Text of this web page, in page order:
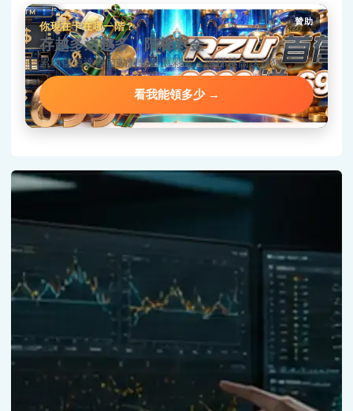
贊助
你現在卡在哪一階？
存越多送越多，階梯彩金
累積儲值達標自動解鎖對應彩金，階梯越高送越狠。
看我能領多少 →